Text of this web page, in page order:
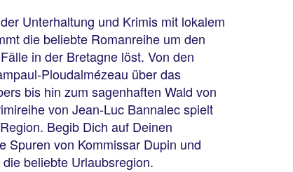
Unterhaltung und Krimis mit lokalem
die beliebte Romanreihe um den
in der Bretagne löst. Von den
Ploudalmézeau über das
bis hin zum sagenhaften Wald von
von Jean-Luc Bannalec spielt
Begib Dich auf Deinen
Spuren von Kommissar Dupin und
beliebte Urlaubsregion.